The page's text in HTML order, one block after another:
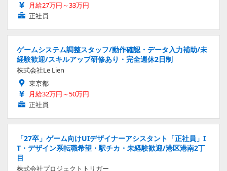
月給27万円～33万円
正社員
ゲームシステム調整スタッフ/動作確認・データ入力補助/未
経験歓迎/スキルアップ研修あり・完全週休2日制
株式会社Le Lien
東京都
月給32万円～50万円
正社員
「27卒」ゲーム向けUIデザイナーアシスタント「正社員」I
T・デザイン系転職希望・駅チカ・未経験歓迎/港区港南2丁
目
株式会社プロジェクトトリガー